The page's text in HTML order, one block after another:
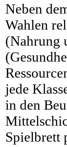
Neben
Wahlen
(Nahrung
jede
in den
Spielbrett